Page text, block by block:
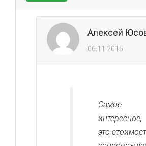
Алексей
06.11.2015
Самое
интересное,
это